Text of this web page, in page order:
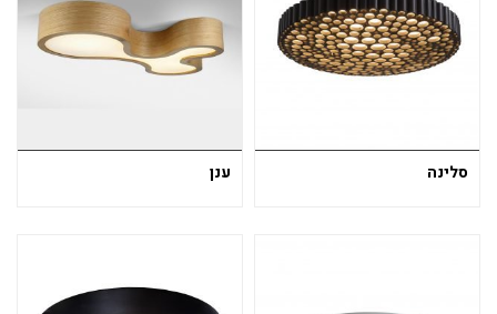
סלינה ענן